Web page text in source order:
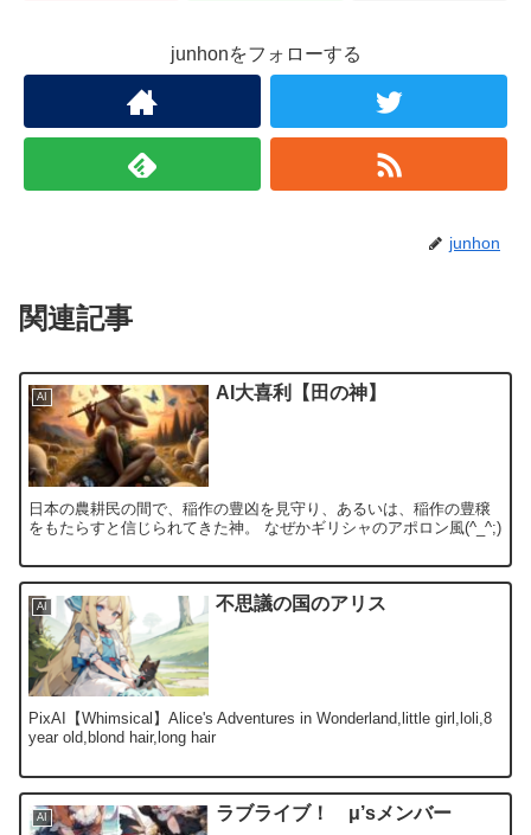
junhonをフォローする
junhon
関連記事
AI AI大喜利【田の神】
日本の農耕民の間で、稲作の豊凶を見守り、あるいは、稲作の豊穣
をもたらすと信じられてきた神。 なぜかギリシャのアポロン風(^_^;)
AI 不思議の国のアリス
PixAI【Whimsical】Alice's Adventures in Wonderland,little girl,loli,8
year old,blond hair,long hair
AI ラブライブ！ μ’sメンバー